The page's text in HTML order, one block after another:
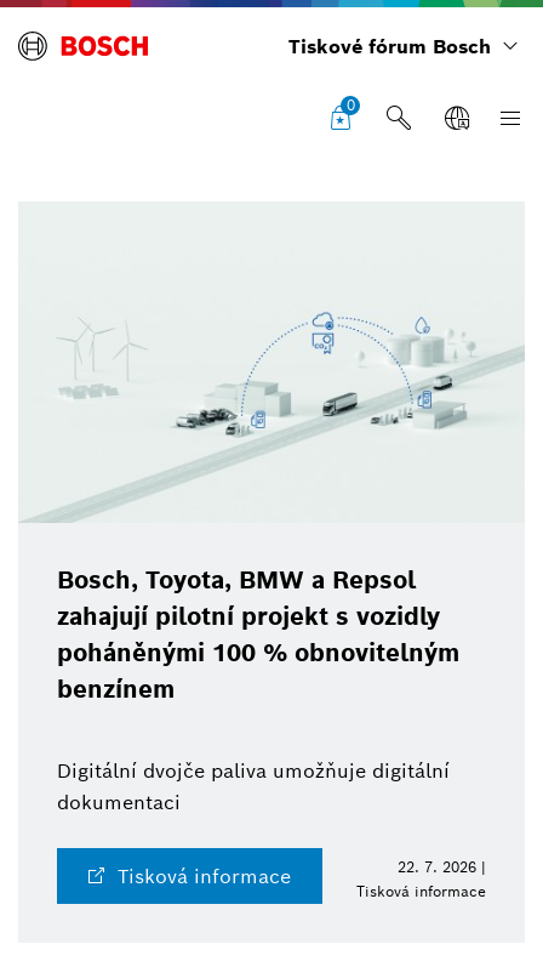
Tiskové fórum Bosch
0
Bosch, Toyota, BMW a Repsol
zahajují pilotní projekt s vozidly
poháněnými 100 % obnovitelným
benzínem
Digitální dvojče paliva umožňuje digitální
dokumentaci
Tisková informace
22. 7. 2026 |
Tisková informace